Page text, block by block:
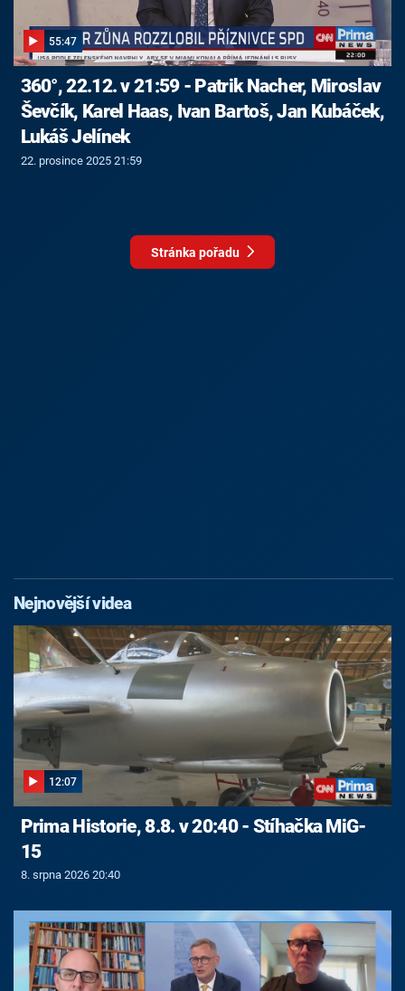
55:47
360°, 22.12. v 21:59 - Patrik Nacher, Miroslav
Ševčík, Karel Haas, Ivan Bartoš, Jan Kubáček,
Lukáš Jelínek
22. prosince 2025 21:59
Stránka pořadu
Nejnovější videa
12:07
Prima Historie, 8.8. v 20:40 - Stíhačka MiG-
15
8. srpna 2026 20:40